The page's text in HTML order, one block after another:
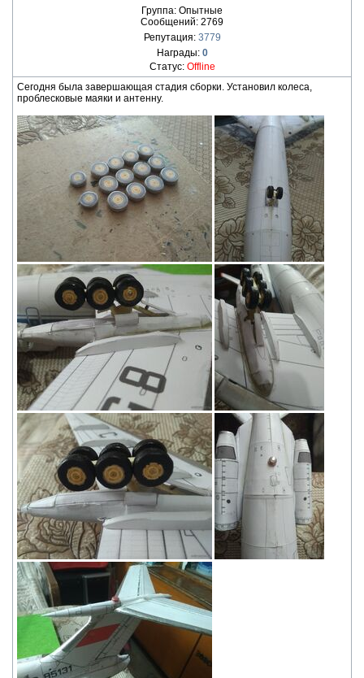
Группа: Опытные
Сообщений: 2769
Репутация: 3779
Награды: 0
Статус: Offline
Сегодня была завершающая стадия сборки. Установил колеса,
проблесковые маяки и антенну.